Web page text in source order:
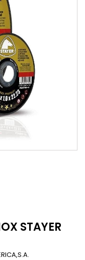
STAYER